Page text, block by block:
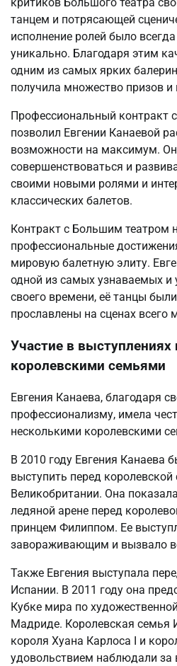
танцем и потрясающей
исполнение ролей было
уникально. Благодаря этим
одним из самых ярких
получила множество призов и
Профессиональный контракт
позволил Евгении Канаевой
возможности на максимум.
совершенствоваться и
своими новыми ролями и
классических балетов.
Контракт с Большим театром
профессиональные
мировую балетную элиту.
одной из самых узнаваемых
своего времени, её танцы
прославлены на сценах всего
Участие в выступлениях
королевскими семьями
Евгения Канаева, благодаря
профессионализму, имела
несколькими королевскими
В 2010 году Евгения Канаева
выступить перед королевской
Великобритании. Она
ледяной арене перед
принцем Филиппом. Ее
завораживающим и вызвало
Также Евгения выступала
Испании. В 2011 году она
Кубке мира по
Мадриде. Королевская семья
короля Хуана Карлоса I и
удовольствием наблюдали за